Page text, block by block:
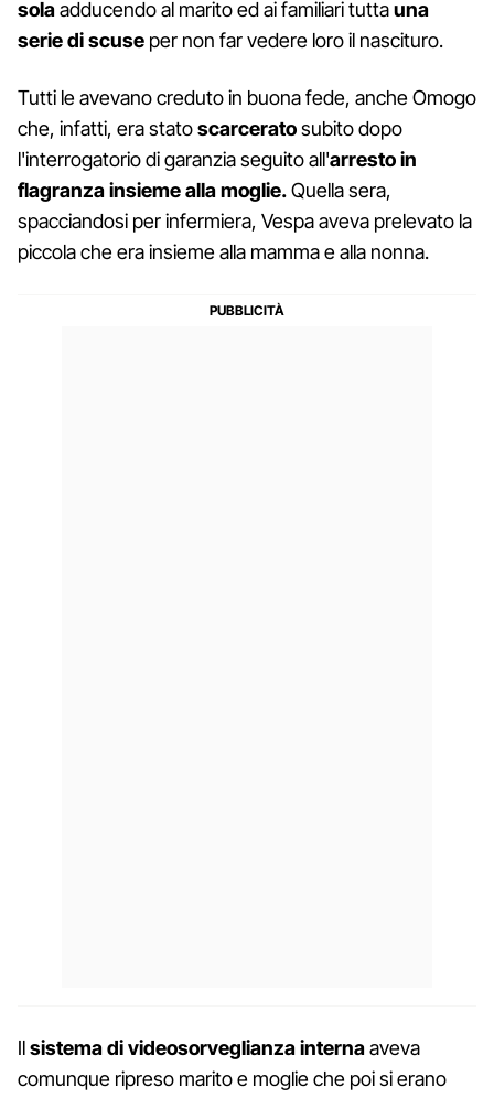
solaadducendo al marito ed ai familiari tuttauna
serie di scuse per non far vedere loro il nascituro.
Tutti le avevano creduto in buona fede, anche Omogo
che, infatti, era statoscarceratosubito dopo
l'interrogatorio di garanzia seguito all'arresto in
flagranza insieme alla moglie.Quella sera,
spacciandosi per infermiera, Vespa aveva prelevato la
piccola che era insieme alla mamma e alla nonna.
Ilsistema di videosorveglianza internaaveva
comunque ripreso marito e moglie che poi si erano